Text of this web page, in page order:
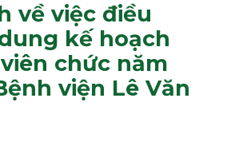
về việc điều
kế hoạch
chức năm
viện Lê Văn